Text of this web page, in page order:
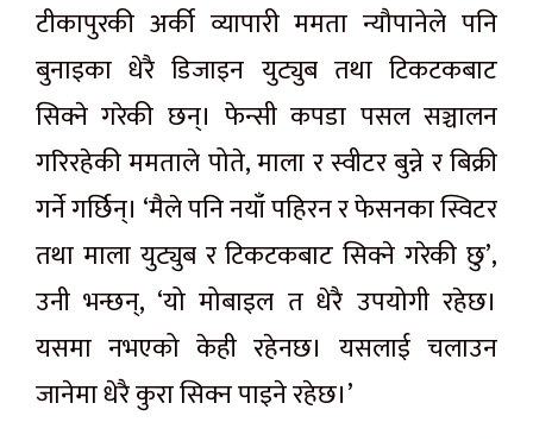
टीकापुरकी अर्की व्यापारी ममता न्यौपानेले पनि
बुनाइका धेरै डिजाइन युट्युब तथा टिकटकबाट
सिक्ने गरेकी छन्। फेन्सी कपडा पसल सञ्चालन
गरिरहेकी ममताले पोते, माला र स्वीटर बुन्ने र बिक्री
गर्ने गर्छिन्। ‘मैले पनि नयाँ पहिरन र फेसनका स्विटर
तथा माला युट्युब र टिकटकबाट सिक्ने गरेकी छु’,
उनी भन्छन्, ‘यो मोबाइल त धेरै उपयोगी रहेछ।
यसमा नभएको केही रहेनछ। यसलाई चलाउन
जानेमा धेरै कुरा सिक्न पाइने रहेछ।’